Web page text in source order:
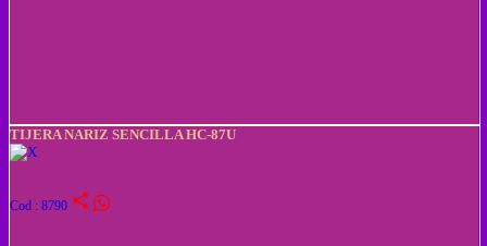
TIJERA NARIZ SENCILLA HC-87U
Cod : 8790 share